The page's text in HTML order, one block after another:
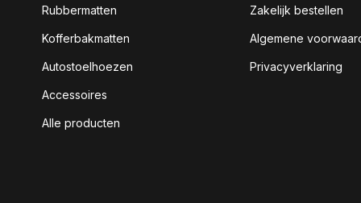
Rubbermatten
Kofferbakmatten
Autostoelhoezen
Accessoires
Alle producten
Zakelijk bestellen
Algemene
Privacyverklaring